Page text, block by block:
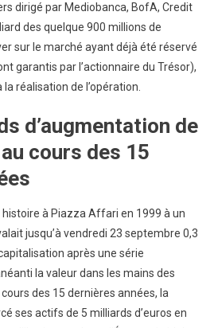
dirigé par Mediobanca, BofA, Credit
des quelque 900 millions de
sur le marché ayant déjà été réservé
garantis par l’actionnaire du Trésor),
réalisation de l’opération.
d’augmentation de
cours des 15
à Piazza Affari en 1999 à un
jusqu’à vendredi 23 septembre 0,3
après une série
la valeur dans les mains des
des 15 dernières années, la
ses actifs de 5 milliards d’euros en